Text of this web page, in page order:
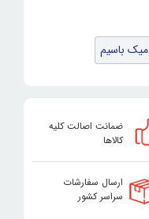
باسیم
ضمانت اصالت کلیه
کالاها
ارسال سفارشات
سراسر کشور